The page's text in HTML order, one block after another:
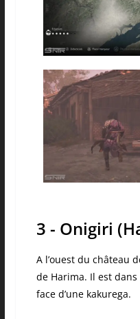
3 - Onigiri
A l’ouest du château
de Harima. Il est
face d’une kakurega.